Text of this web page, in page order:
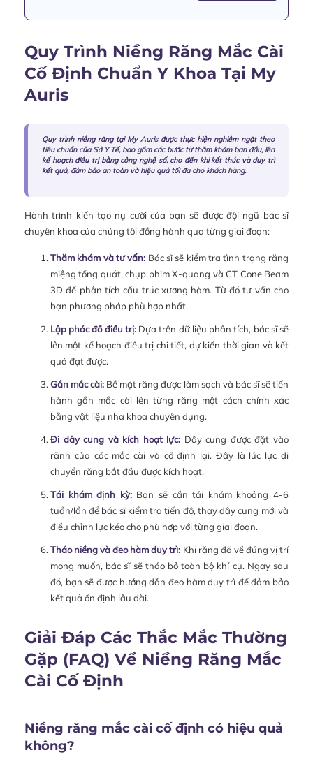
Quy Trình Niềng Răng Mắc Cài
Cố Định Chuẩn Y Khoa Tại My
Auris
Quy trình niềng răng tại My Auris được thực hiện nghiêm ngặt theo
tiêu chuẩn của Sở Y Tế, bao gồm các bước từ thăm khám ban đầu, lên
kế hoạch điều trị bằng công nghệ số, cho đến khi kết thúc và duy trì
kết quả, đảm bảo an toàn và hiệu quả tối đa cho khách hàng.
Hành trình kiến tạo nụ cười của bạn sẽ được đội ngũ bác sĩ
chuyên khoa của chúng tôi đồng hành qua từng giai đoạn:
Thăm khám và tư vấn: Bác sĩ sẽ kiểm tra tình trạng răng
miệng tổng quát, chụp phim X-quang và CT Cone Beam
3D để phân tích cấu trúc xương hàm. Từ đó tư vấn cho
bạn phương pháp phù hợp nhất.
Lập phác đồ điều trị:Dựa trên dữ liệu phân tích, bác sĩ sẽ
lên một kế hoạch điều trị chi tiết, dự kiến thời gian và kết
quả đạt được.
Gắn mắc cài: Bề mặt răng được làm sạch và bác sĩ sẽ tiến
hành gắn mắc cài lên từng răng một cách chính xác
bằng vật liệu nha khoa chuyên dụng.
Đi dây cung và kích hoạt lực: Dây cung được đặt vào
rãnh của các mắc cài và cố định lại. Đây là lúc lực di
chuyển răng bắt đầu được kích hoạt.
Tái khám định kỳ:Bạn sẽ cần tái khám khoảng 4-6
tuần/lần để bác sĩ kiểm tra tiến độ, thay dây cung mới và
điều chỉnh lực kéo cho phù hợp với từng giai đoạn.
Tháo niềng và đeo hàm duy trì: Khi răng đã về đúng vị trí
mong muốn, bác sĩ sẽ tháo bỏ toàn bộ khí cụ. Ngay sau
đó, bạn sẽ được hướng dẫn đeo hàm duy trì để đảm bảo
kết quả ổn định lâu dài.
Giải Đáp Các Thắc Mắc Thường
Gặp (FAQ) Về Niềng Răng Mắc
Cài Cố Định
Niềng răng mắc cài cố định có hiệu quả
không?